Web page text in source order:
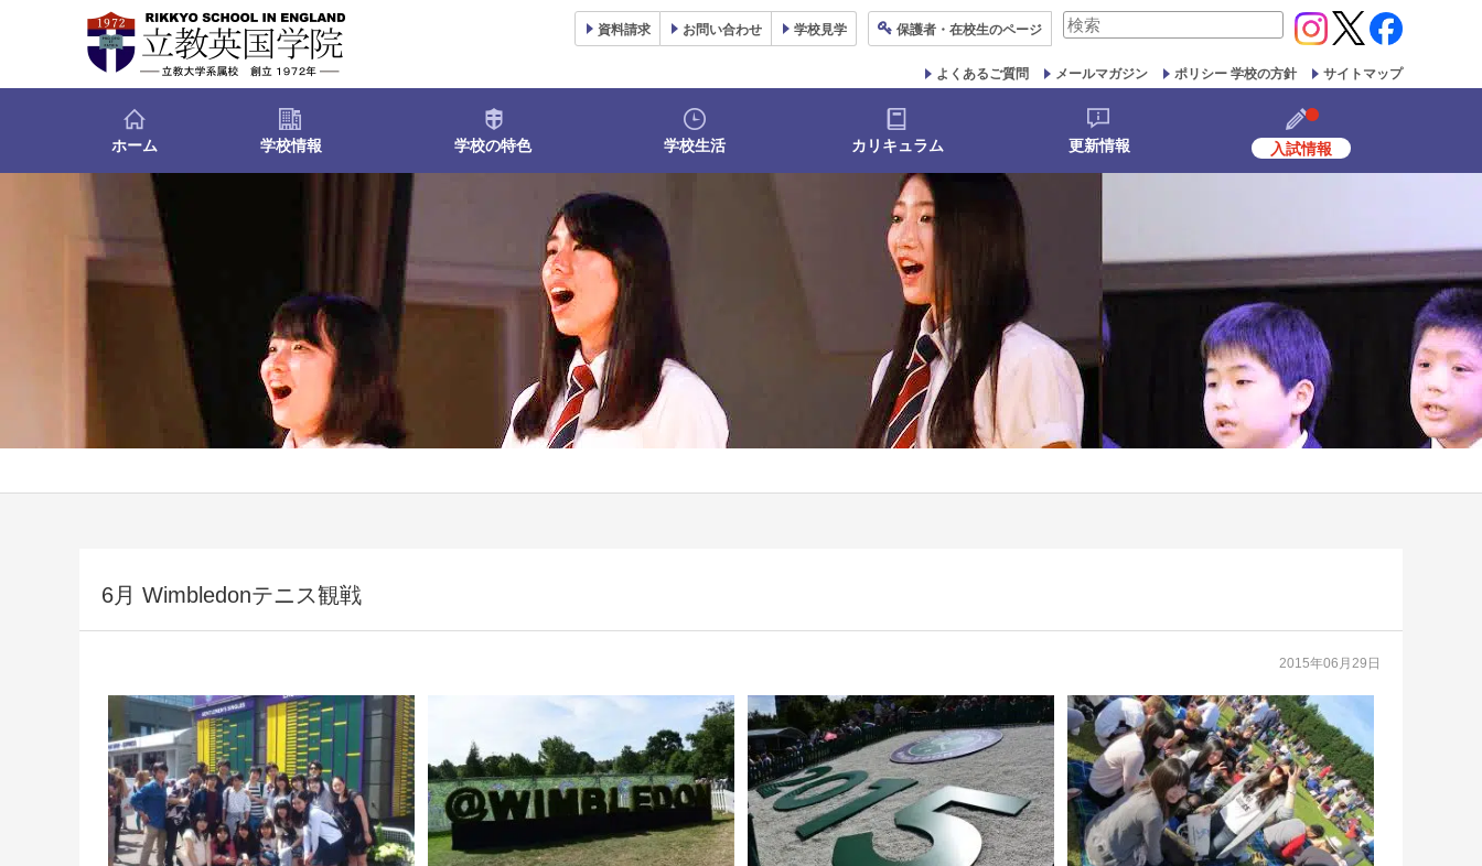
資料請求 お問い合わせ 学校見学 保護者 ・在校生のページ
検
対
象:
よくあるご質問 メールマガジン ポリシー 学校の方針 サイトマップ
ホーム 学校情報 学校の特色 学校生活 カリキュラム 更新情報 入試情報
6月 Wimbledonテニス観戦
2015年06月29日